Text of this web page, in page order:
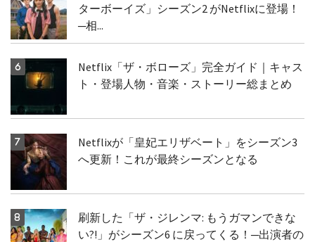
ターボーイズ」シーズン2 がNetflixに登場！
─相...
Netflix「ザ・ボローズ」完全ガイド｜キャス
ト・登場人物・音楽・ストーリー総まとめ
Netflixが「皇妃エリザベート」をシーズン3
へ更新！これが最終シーズンとなる
刷新した「ザ・ジレンマ: もうガマンできな
い?!」がシーズン6 に戻ってくる！─出演者の